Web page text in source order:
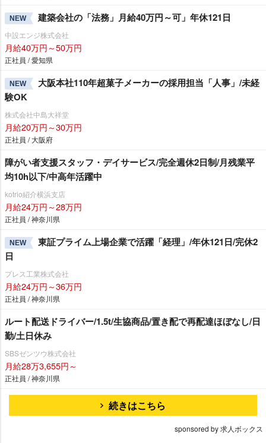
NEW 建築会社の「法務」月給40万円～可」年休121日
中設エンジ株式会社
月給40万円～50万円
正社員 / 愛知県
NEW
大阪本社110年超菓子メーカーの採用担当「人事」/未経
験OK
株式会社中島大祥堂
月給20万円～30万円
正社員 / 大阪府
障がい者支援スタッフ・デイサービス/完全週休2日制/月残業平
均10h以下/中高年活躍中
kotrio紹介横浜支店
月給24万円～28万円
正社員 / 神奈川県
NEW
東証プライム上場企業で活躍「経理」/年休121日/完休2
日
プレス工業株式会社
月給24万円～36万円
正社員 / 神奈川県
ルート配送ドライバー/1.5t/生協商品/置き配で再配達ほぼなし/日
勤/土日休み
SBSゼンツウ株式会社
月給28万3,655円～
正社員 / 神奈川県
続きはこちら
sponsored by 求人ボックス